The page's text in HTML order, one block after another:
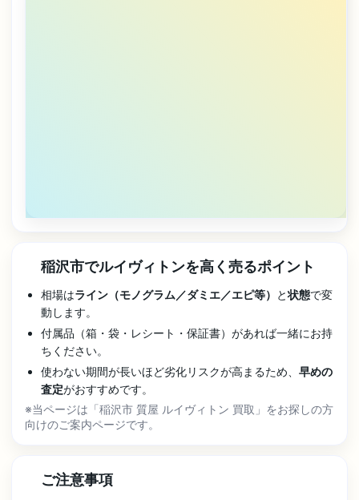
稲沢市でルイヴィトンを高く売るポイント
相場はライン（モノグラム／ダミエ／エピ等） と状態で変
動します。
付属品（箱・袋・レシート・保証書）があれば一緒にお持
ちください。
使わない期間が長いほど劣化リスクが高まるため、 早めの
査定がおすすめです。
※当ページは「稲沢市 質屋 ルイヴィトン 買取」をお探しの方
向けのご案内ページです。
ご注意事項